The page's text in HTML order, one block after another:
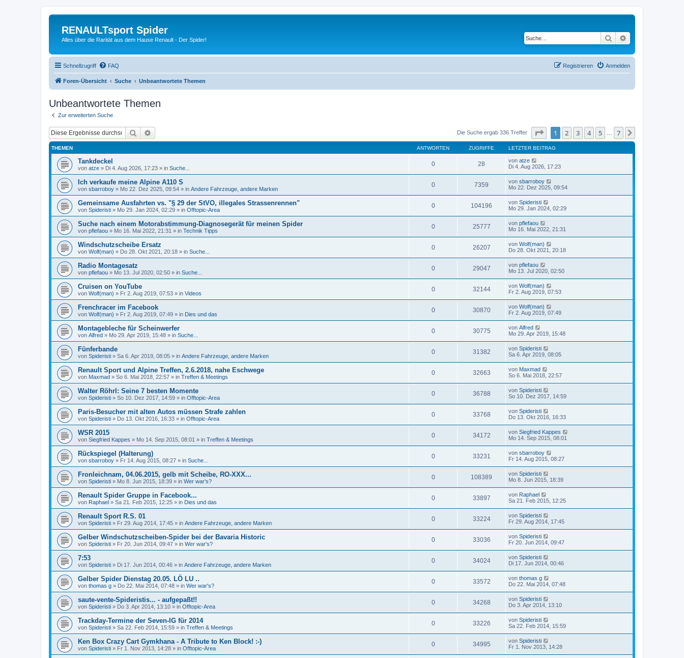
RENAULTsport Spider
Alles über die Rarität aus dem Hause Renault - Der Spider! Suche
Schnellzugriff FAQ Anmelden
Registrieren
Foren-Übersicht Suche Unbeantwortete Themen
Unbeantwortete Themen
Zur erweiterten Suche
Suche Die Suche ergab 336 Treffer Seite von7
1 2 3 4 5 7
THEMEN ANTWORTEN ZUGRIFFE LETZTER BEITRAG
Tankdeckel
von atze » Di 4. Aug 2026, 17:23 » in Suche...
0 28 von atze
Di 4. Aug 2026, 17:23
Ich verkaufe meine Alpine A110 S
von sbarroboy » Mo 22. Dez 2025, 09:54 » in Andere Fahrzeuge, andere Marken
0 7359 von sbarroboy
Mo 22. Dez 2025, 09:54
Gemeinsame Ausfahrten vs. "§ 29 der StVO, illegales Strassenrennen"
von Spideristi » Mo 29. Jan 2024, 02:29 » in Offtopic-Area
0 104196 von Spideristi
Mo 29. Jan 2024, 02:29
Suche nach einem Motorabstimmung-Diagnosegerät für meinen Spider
von pflefaou » Mo 16. Mai 2022, 21:31 » in Technik Tipps
0 25777 von pflefaou
Mo 16. Mai 2022, 21:31
Windschutzscheibe Ersatz
von Wolf(man) » Do 28. Okt 2021, 20:18 » in Suche...
0 26207 von Wolf(man)
Do 28. Okt 2021, 20:18
Radio Montagesatz
von pflefaou » Mo 13. Jul 2020, 02:50 » in Suche...
0 29047 von pflefaou
Mo 13. Jul 2020, 02:50
Cruisen on YouTube
von Wolf(man) » Fr 2. Aug 2019, 07:53 » in Videos
0 32144 von Wolf(man)
Fr 2. Aug 2019, 07:53
Frenchracer im Facebook
von Wolf(man) » Fr 2. Aug 2019, 07:49 » in Dies und das
0 30870 von Wolf(man)
Fr 2. Aug 2019, 07:49
Montagebleche für Scheinwerfer
von Alfred » Mo 29. Apr 2019, 15:48 » in Suche...
0 30775 von Alfred
Mo 29. Apr 2019, 15:48
Fünferbande
von Spideristi » Sa 6. Apr 2019, 08:05 » in Andere Fahrzeuge, andere Marken
0 31382 von Spideristi
Sa 6. Apr 2019, 08:05
Renault Sport und Alpine Treffen, 2.6.2018, nahe Eschwege
von Maxmad » So 6. Mai 2018, 22:57 » in Treffen & Meetings
0 32663 von Maxmad
So 6. Mai 2018, 22:57
Walter Röhrl: Seine 7 besten Momente
von Spideristi » So 10. Dez 2017, 14:59 » in Offtopic-Area
0 36788 von Spideristi
So 10. Dez 2017, 14:59
Paris-Besucher mit alten Autos müssen Strafe zahlen
von Spideristi » Do 13. Okt 2016, 16:33 » in Offtopic-Area
0 33768 von Spideristi
Do 13. Okt 2016, 16:33
WSR 2015
von Siegfried Kappes » Mo 14. Sep 2015, 08:01 » in Treffen & Meetings
0 34172 von Siegfried Kappes
Mo 14. Sep 2015, 08:01
Rückspiegel (Halterung)
von sbarroboy » Fr 14. Aug 2015, 08:27 » in Suche...
0 33231 von sbarroboy
Fr 14. Aug 2015, 08:27
Fronleichnam, 04.06.2015, gelb mit Scheibe, RO-XXX...
von Spideristi » Mo 8. Jun 2015, 18:39 » in Wer war's?
0 108389 von Spideristi
Mo 8. Jun 2015, 18:39
Renault Spider Gruppe in Facebook...
von Raphael » Sa 21. Feb 2015, 12:25 » in Dies und das
0 33897 von Raphael
Sa 21. Feb 2015, 12:25
Renault Sport R.S. 01
von Spideristi » Fr 29. Aug 2014, 17:45 » in Andere Fahrzeuge, andere Marken
0 33224 von Spideristi
Fr 29. Aug 2014, 17:45
Gelber Windschutzscheiben-Spider bei der Bavaria Historic
von Spideristi » Fr 20. Jun 2014, 09:47 » in Wer war's?
0 33036 von Spideristi
Fr 20. Jun 2014, 09:47
7:53
von Spideristi » Di 17. Jun 2014, 00:46 » in Andere Fahrzeuge, andere Marken
0 34024 von Spideristi
Di 17. Jun 2014, 00:46
Gelber Spider Dienstag 20.05. LÖ LU ..
von thomas g » Do 22. Mai 2014, 07:48 » in Wer war's?
0 33572 von thomas g
Do 22. Mai 2014, 07:48
saute-vente-Spideristis... - aufgepaßt!!
von Spideristi » Do 3. Apr 2014, 13:10 » in Offtopic-Area
0 34268 von Spideristi
Do 3. Apr 2014, 13:10
Trackday-Termine der Seven-IG für 2014
von Spideristi » Sa 22. Feb 2014, 15:59 » in Treffen & Meetings
0 33226 von Spideristi
Sa 22. Feb 2014, 15:59
Ken Box Crazy Cart Gymkhana - A Tribute to Ken Block! :-)
von Spideristi » Fr 1. Nov 2013, 14:28 » in Offtopic-Area
0 34995 von Spideristi
Fr 1. Nov 2013, 14:28